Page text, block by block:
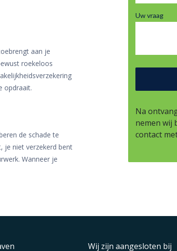
aan je
roekeloos
opdraait.
de schade te
je niet verzekerd bent
Wanneer je
Uw vraag
Na
nemen wij
contact
Wij zijn aangesloten bij